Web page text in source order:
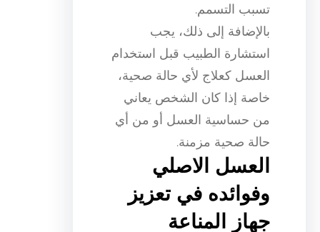
تسبب التسمم.
بالإضافة إلى ذلك، يجب
استشارة الطبيب قبل استخدام
العسل كعلاج لأي حالة صحية،
خاصة إذا كان الشخص يعاني
من حساسية العسل أو من أي
حالة صحية مزمنة.
العسل الاصلي
وفوائده في تعزيز
جهاز المناعة